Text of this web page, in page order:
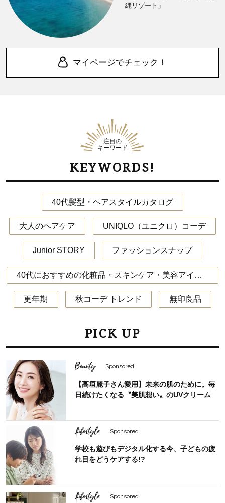
縄リゾート」
マイページでチェック！
注目の
キーワード
KEYWORDS!
40代髪型・ヘアスタイルカタログ
大人のヘアケア UNIQLO（ユニクロ）コーデ
Junior STORY ファッションスナップ
40代におすすめの化粧品・スキンケア・美容アイテム
更年期 秋コーデ トレンド 無印良品
PICK UP
Beauty Sponsored
【高垣麗子さん愛用】未来の肌のために。毎
日続けたくなる〝美肌想い〟のUVクリーム
Lifestyle Sponsored
学校も遊びもデジタル化する今、子どもの疲
れ目をどうケアする!?
Lifestyle Sponsored